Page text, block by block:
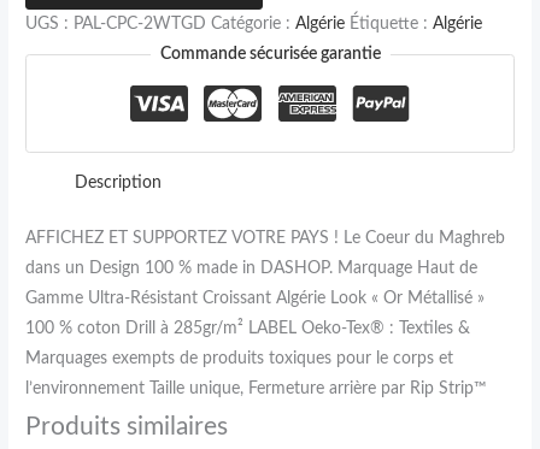
UGS : PAL-CPC-2WTGD Catégorie :Algérie Étiquette :Algérie
Commande sécurisée garantie
Description
AFFICHEZ ET SUPPORTEZ VOTRE PAYS ! Le Coeur du Maghreb
dans un Design 100 % made in DASHOP. Marquage Haut de
Gamme Ultra-Résistant Croissant Algérie Look « Or Métallisé »
100 % coton Drill à 285gr/m² LABEL Oeko-Tex® : Textiles &
Marquages exempts de produits toxiques pour le corps et
l’environnement Taille unique, Fermeture arrière par Rip Strip™
Produits similaires